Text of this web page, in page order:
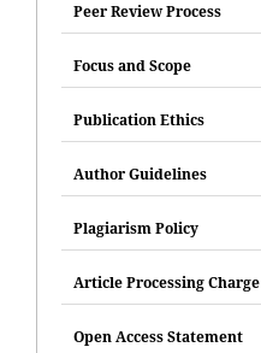
Peer Review Process
Focus and Scope
Publication Ethics
Author Guidelines
Plagiarism Policy
Article Processing Charge
Open Access Statement